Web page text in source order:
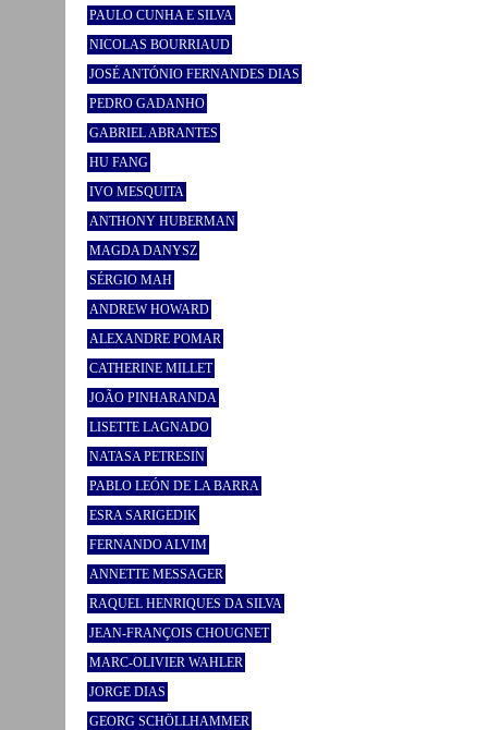
PAULO CUNHA E SILVA
NICOLAS BOURRIAUD
JOSÉ ANTÓNIO FERNANDES DIAS
PEDRO GADANHO
GABRIEL ABRANTES
HU FANG
IVO MESQUITA
ANTHONY HUBERMAN
MAGDA DANYSZ
SÉRGIO MAH
ANDREW HOWARD
ALEXANDRE POMAR
CATHERINE MILLET
JOÃO PINHARANDA
LISETTE LAGNADO
NATASA PETRESIN
PABLO LEÓN DE LA BARRA
ESRA SARIGEDIK
FERNANDO ALVIM
ANNETTE MESSAGER
RAQUEL HENRIQUES DA SILVA
JEAN-FRANÇOIS CHOUGNET
MARC-OLIVIER WAHLER
JORGE DIAS
GEORG SCHÖLLHAMMER